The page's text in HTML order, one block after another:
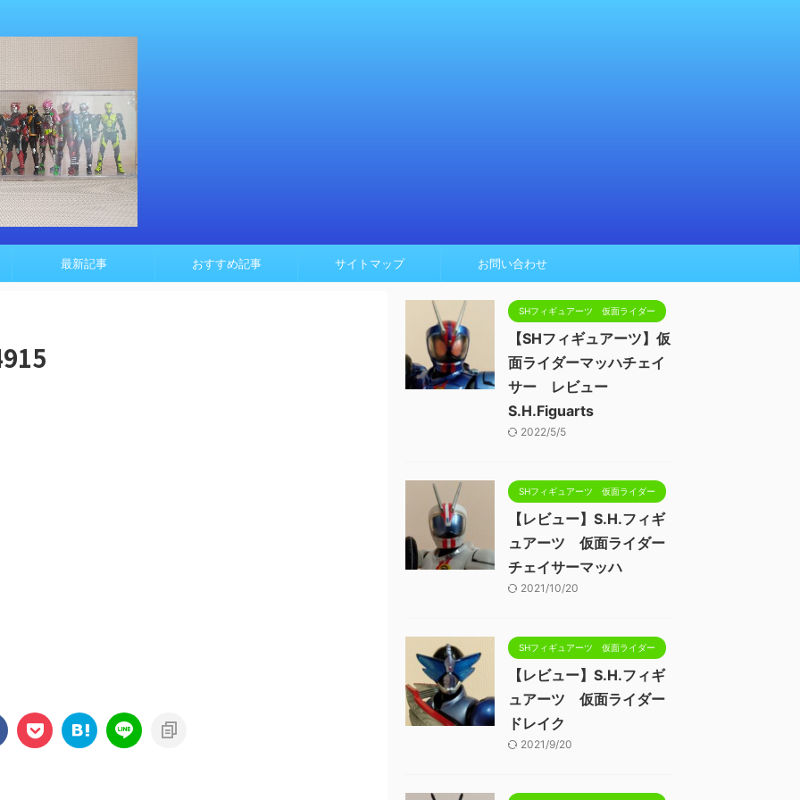
最新記事 おすすめ記事 サイトマップ お問い合わせ
SHフィギュアーツ 仮面ライダー
【SHフィギュアーツ】仮
面ライダーマッハチェイ
サー レビュー
S.H.Figuarts
2022/5/5
SHフィギュアーツ 仮面ライダー
【レビュー】S.H.フィギ
ュアーツ 仮面ライダー
チェイサーマッハ
2021/10/20
SHフィギュアーツ 仮面ライダー
【レビュー】S.H.フィギ
ュアーツ 仮面ライダー
ドレイク
2021/9/20